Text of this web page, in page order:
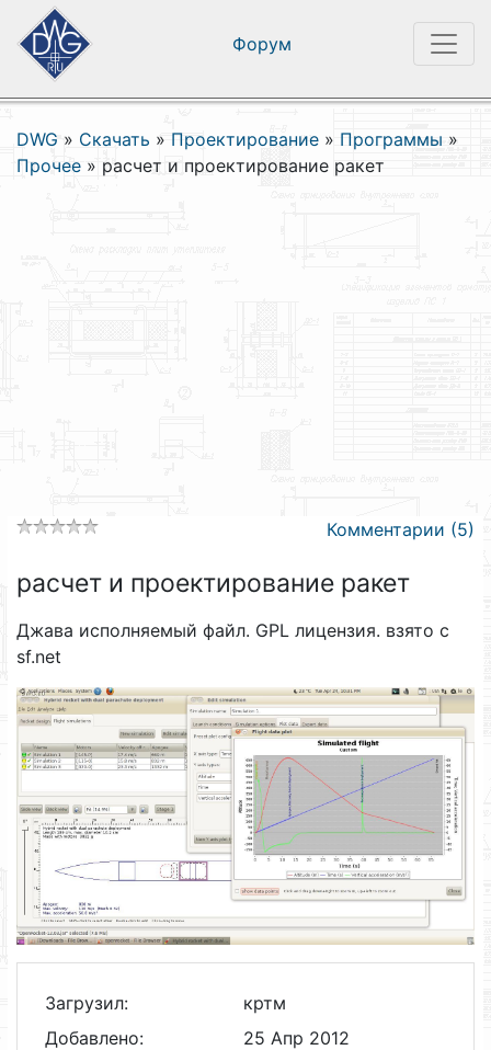
Форум
DWG » Скачать » Проектирование » Программы »
Прочее » расчет и проектирование ракет
Комментарии (5)
расчет и проектирование ракет
Джава исполняемый файл. GPL лицензия. взято с
sf.net
Загрузил:
кртм
Добавлено:
25 Апр 2012